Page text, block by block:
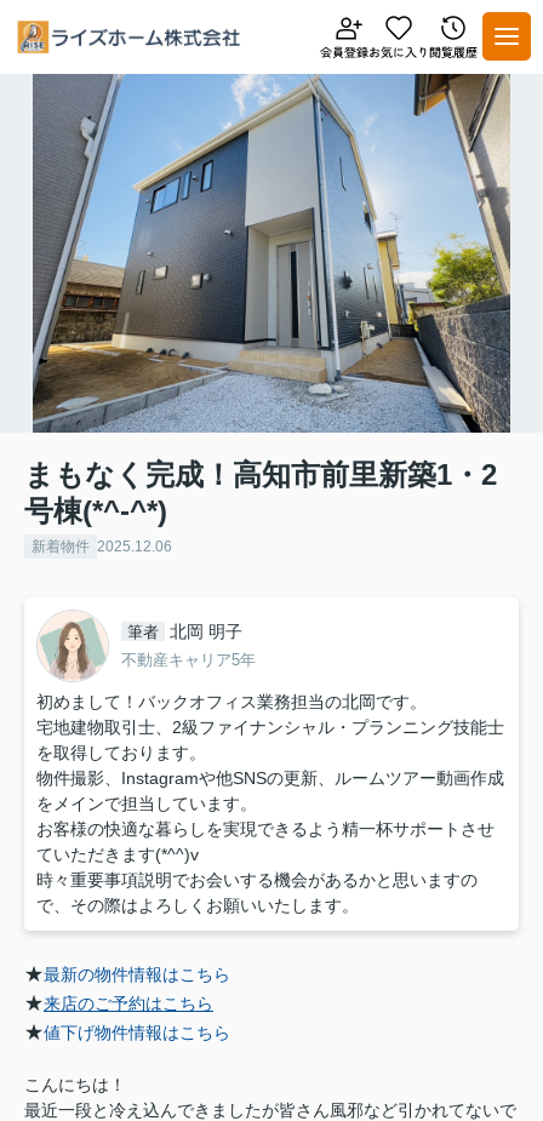
まもなく完成！高知市前里新築1・2
号棟(*^-^*)
新着物件 2025.12.06
筆者 北岡 明子
不動産キャリア5年
初めまして！バックオフィス業務担当の北岡です。
宅地建物取引士、2級ファイナンシャル・プランニング技能士
を取得しております。
物件撮影、Instagramや他SNSの更新、ルームツアー動画作成
をメインで担当しています。
お客様の快適な暮らしを実現できるよう精一杯サポートさせ
ていただきます(*^^)v
時々重要事項説明でお会いする機会があるかと思いますの
で、その際はよろしくお願いいたします。
★最新の物件情報はこちら
★来店のご予約はこちら
★値下げ物件情報はこちら
こんにちは！
最近一段と冷え込んできましたが皆さん風邪など引かれてないで